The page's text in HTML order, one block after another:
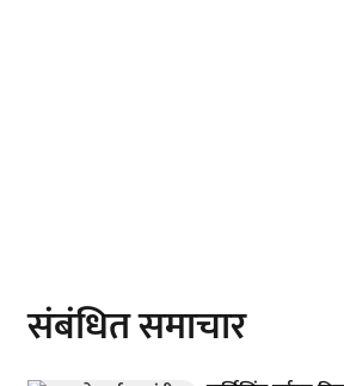
संबंधित समाचार